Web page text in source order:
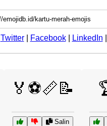
Twitter| Facebook| LinkedIn
🏅⚽📏📝
Salin